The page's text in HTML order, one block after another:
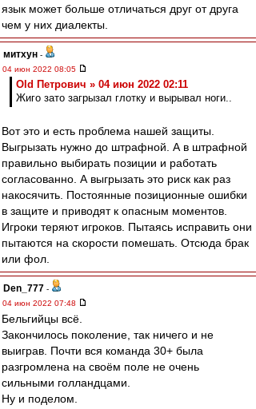
язык может больше отличаться друг от друга
чем у них диалекты.
митхун -
04 июн 2022 08:05
Old Петрович » 04 июн 2022 02:11
Жиго зато загрызал глотку и вырывал ноги..
Вот это и есть проблема нашей защиты.
Выгрызать нужно до штрафной. А в штрафной
правильно выбирать позиции и работать
согласованно. А выгрызать это риск как раз
накосячить. Постоянные позиционные ошибки
в защите и приводят к опасным моментов.
Игроки теряют игроков. Пытаясь исправить они
пытаются на скорости помешать. Отсюда брак
или фол.
Den_777 -
04 июн 2022 07:48
Бельгийцы всё.
Закончилось поколение, так ничего и не
выиграв. Почти вся команда 30+ была
разгромлена на своём поле не очень
сильными голландцами.
Ну и поделом.